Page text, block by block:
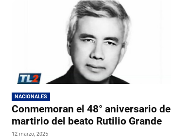
NACIONALES
Conmemoran el 48° aniversario del
martirio del beato Rutilio Grande
12 marzo, 2025